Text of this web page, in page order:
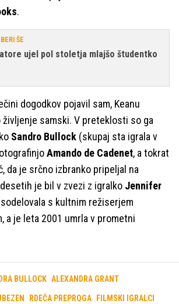
.
ŠE
ujel pol stoletja mlajšo študentko
dogodkov pojavil sam, Keanu
življenje samski. V preteklosti so ga
Sandro Bullock (skupaj sta igrala v
Amando de Cadenet, a tokrat
da je srčno izbranko pripeljal na
je bil v zvezi z igralko Jennifer
s kultnim režiserjem
a je leta 2001 umrla v prometni
BULLOCK ALEXANDRA GRANT
RDEČA PREPROGA FILMSKI IGRALCI